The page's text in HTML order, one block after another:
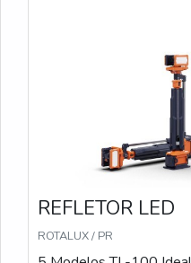
é a escolha perfeita
iluminação de alta
REFLETOR LED
ROTALUX / PR